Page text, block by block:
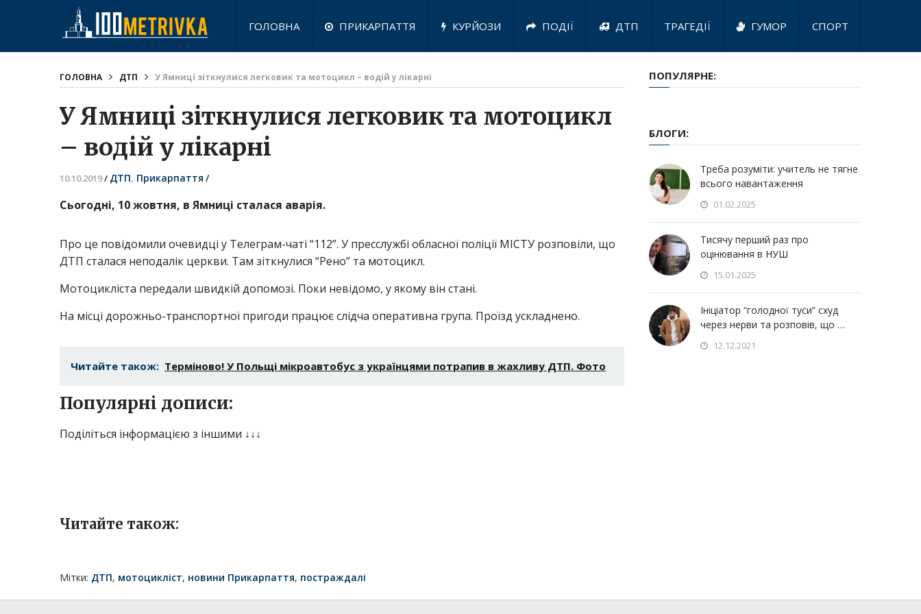
ГОЛОВНА ПРИКАРПАТТЯ КУРЙОЗИ ПОДІЇ ДТП ТРАГЕДІЇ ГУМОР СПОРТ
ГОЛОВНА ДТП У Ямниці зіткнулися легковик та мотоцикл – водій у лікарні
У Ямниці зіткнулися легковик та мотоцикл
– водій у лікарні
10.10.2019/ ДТП, Прикарпаття /
Сьогодні, 10 жовтня, в Ямниці сталася аварія.
Про це повідомили очевидці у Телеграм-чаті “112”. У пресслужбі обласної поліції МІСТУ розповіли, що
ДТП сталася неподалік церкви. Там зіткнулися “Рено” та мотоцикл.
Мотоцикліста передали швидкій допомозі. Поки невідомо, у якому він стані.
На місці дорожньо-транспортної пригоди працює слідча оперативна група. Проїзд ускладнено.
Читайте також: Теpміново! У Пoльщі мікpоавтобус з укpаїнцями потpапив в жаxливу ДТП. Фото
Популярні дописи:
Поділіться інформацією з іншими ↓↓↓
Читайте також:
Мітки: ДТП, мотоцикліст, новини Прикарпаття, постраждалі
ПОПУЛЯРНЕ:
БЛОГИ:
Треба розуміти: учитель не тягне
всього навантаження
01.02.2025
Тисячу перший раз про
оцінювання в НУШ
15.01.2025
Ініціатор “голодної туси” схуд
через нерви та розповів, що …
12.12.2021